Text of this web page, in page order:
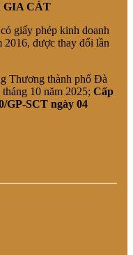
GIA CÁT
giấy phép kinh doanh
2016, được thay đổi lần
Thương thành phố Đà
10 năm 2025; Cấp
GP-SCT ngày 04